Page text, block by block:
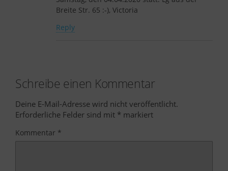
Breite Str. 65 :-), Victoria
Reply
Schreibe einen Kommentar
Deine E-Mail-Adresse wird nicht veröffentlicht.
Erforderliche Felder sind mit * markiert
Kommentar *